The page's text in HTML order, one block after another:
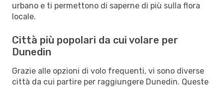
urbano e ti permettono di saperne di più sulla flora
locale.
Città più popolari da cui volare per
Dunedin
Grazie alle opzioni di volo frequenti, vi sono diverse
città da cui partire per raggiungere Dunedin. Queste